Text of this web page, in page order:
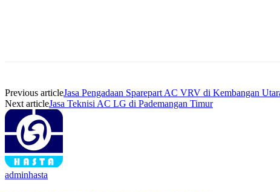
Previous articleJasa Pengadaan Sparepart AC VRV di Kembangan
Next articleJasa Teknisi AC LG di Pademangan Timur
adminhasta